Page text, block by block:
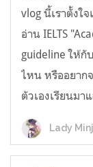
vlog นี้เราตั้งใ
อ่าน IELTS
guideline ให้กั
ไหน หรืออยาก
ตัวเองเรียนมา
Lady